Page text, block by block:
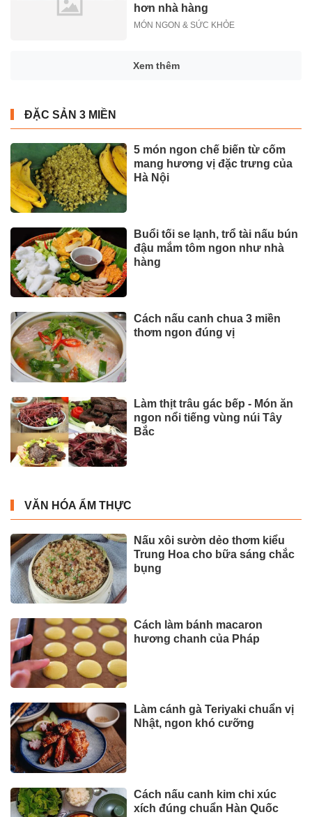
hơn nhà hàng
MÓN NGON & SỨC KHỎE
Xem thêm
ĐẶC SẢN 3 MIỀN
5 món ngon chế biến từ cốm
mang hương vị đặc trưng của
Hà Nội
Buổi tối se lạnh, trổ tài nấu bún
đậu mắm tôm ngon như nhà
hàng
Cách nấu canh chua 3 miền
thơm ngon đúng vị
Làm thịt trâu gác bếp - Món ăn
ngon nổi tiếng vùng núi Tây
Bắc
VĂN HÓA ẨM THỰC
Nấu xôi sườn dẻo thơm kiểu
Trung Hoa cho bữa sáng chắc
bụng
Cách làm bánh macaron
hương chanh của Pháp
Làm cánh gà Teriyaki chuẩn vị
Nhật, ngon khó cưỡng
Cách nấu canh kim chi xúc
xích đúng chuẩn Hàn Quốc